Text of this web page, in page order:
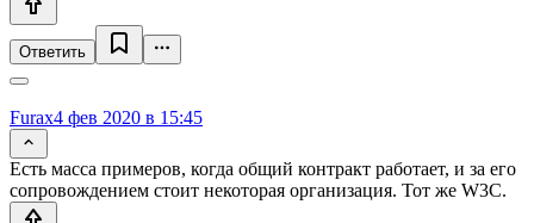
Ответить
Furax4 фев 2020 в 15:45
Есть масса примеров, когда общий контракт работает, и за его
сопровождением стоит некоторая организация. Тот же W3C.